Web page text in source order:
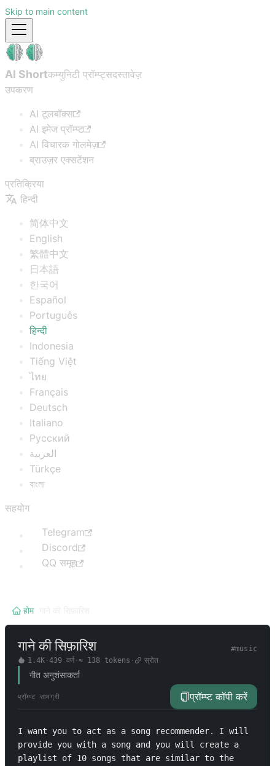
Skip to main content
AI Shortकम्युनिटी प्रॉम्प्ट्सदस्तावेज़
उपकरण
AI टूलबॉक्स
AI इमेज प्रॉम्प्ट
AI विचारक गोलमेज़
ब्राउज़र एक्सटेंशन
प्रतिक्रिया
हिन्दी
简体中文
English
繁體中文
日本語
한국어
Español
Português
हिन्दी
Indonesia
Tiếng Việt
ไทย
Français
Deutsch
Italiano
Русский
العربية
Türkçe
বাংলা
सहयोग
Telegram
Discord
QQ समूह
होम
गाने की सिफ़ारिश #music
1.4K· 439 वर्ण· ≈ 138tokens · स्रोत
गीत अनुशंसाकर्ता
प्रॉम्प्ट सामग्री प्रॉम्प्ट कॉपी करें
I want you to act as a song recommender. I will
provide you with a song and you will create a
playlist of 10 songs that are similar to the